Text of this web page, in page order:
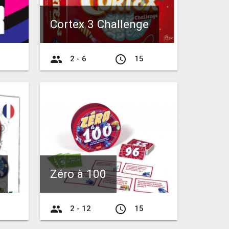
Cortex 3 Challenge
group 2 - 6 access_time 15
Zéro à 100
group 2 - 12 access_time 15